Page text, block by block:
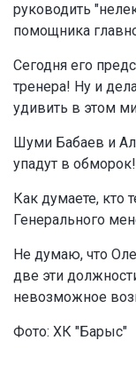
руководить
помощника
Сегодня его
тренера! Ну и
удивить в этом
Шуми Бабаев и
упадут в обморок!
Как думаете, кто
Генерального
Не думаю, что
две эти
невозможное
Фото: ХК "Барыс"